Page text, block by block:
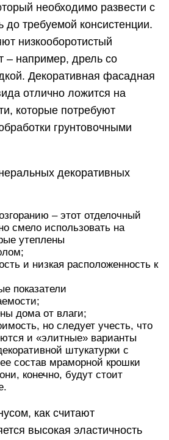
необходимо развести с
до требуемой консистенции.
низкооборотистый
– например, дрель со
Декоративная фасадная
отлично ложится на
которые потребуют
грунтовочными
декоративных
– этот отделочный
смело использовать на
утеплены
и низкая расположенность к
показатели
дома от влаги;
но следует учесть, что
и «элитные» варианты
штукатурки с
состав мраморной крошки
конечно, будут стоит
как считают
высокая эластичность